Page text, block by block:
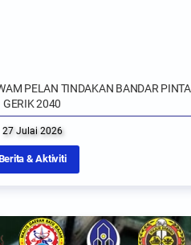
PELAN TINDAKAN BANDAR PINTAR
2040
2026
& Aktiviti